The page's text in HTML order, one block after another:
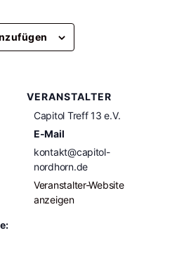
VERANSTALTER
Capitol Treff 13 e.V.
E-Mail
kontakt@capitol-
nordhorn.de
Veranstalter-Website
anzeigen